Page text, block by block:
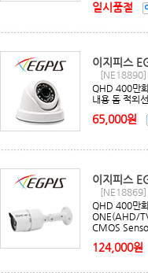
일시품절
이지피스
[NE18890]
QHD 400만
내용 돔 적외
65,000원
이지피스
[NE18869]
QHD 400만
ONE(AHD/
CMOS
124,000원